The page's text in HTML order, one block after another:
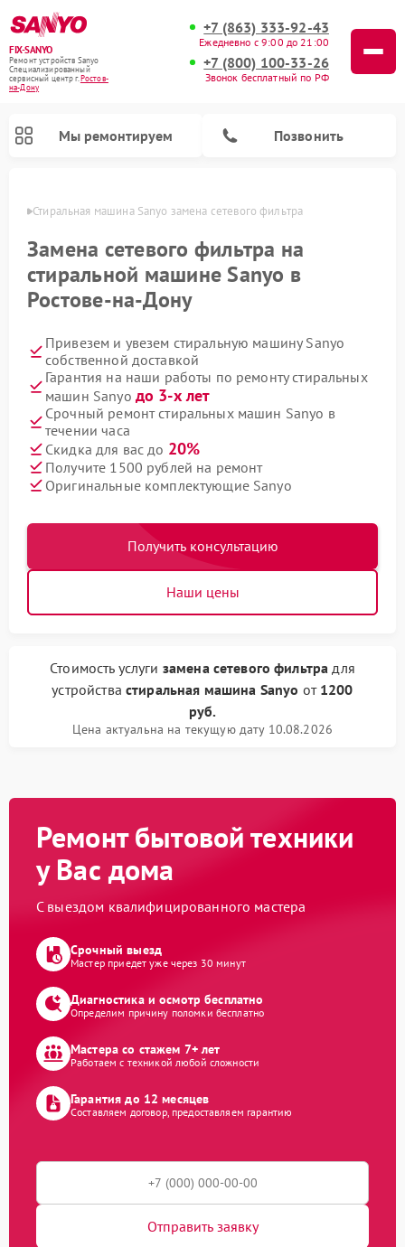
FIX-SANYO
Ремонт устройств Sanyo
Специализированный
cервисный центр г.Ростов-
на-Дону
+7 (863) 333-92-43
Ежедневно с 9:00 до 21:00
+7 (800) 100-33-26
Звонок бесплатный по РФ
Мы ремонтируем Позвонить
Стиральная машина Sanyo замена сетевого фильтра
Замена сетевого фильтра на
стиральной машине Sanyo в
Ростове-на-Дону
Привезем и увезем стиральную машину Sanyo
собственной доставкой
Гарантия на наши работы по ремонту стиральных
машин Sanyo до 3-х лет
Срочный ремонт стиральных машин Sanyo в
течении часа
Скидка для вас до 20%
Получите 1500 рублей на ремонт
Оригинальные комплектующие Sanyo
Получить консультацию
Наши цены
Стоимость услуги замена сетевого фильтра для
устройства стиральная машина Sanyo от 1200
руб.
Цена актуальна на текущую дату 10.08.2026
Ремонт бытовой техники
у Вас дома
С выездом квалифицированного мастера
Срочный выезд
Мастер приедет уже через 30 минут
Диагностика и осмотр бесплатно
Определим причину поломки бесплатно
Мастера со стажем 7+ лет
Работаем с техникой любой сложности
Гарантия до 12 месяцев
Составляем договор, предоставляем гарантию
Отправить заявку